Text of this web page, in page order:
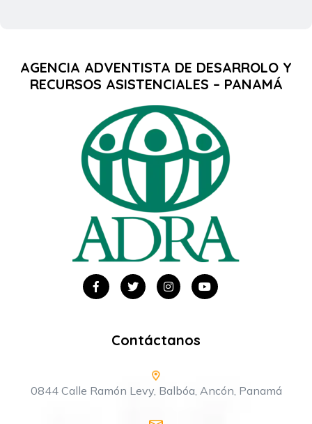
AGENCIA ADVENTISTA DE DESARROLO Y
RECURSOS ASISTENCIALES – PANAMÁ
Contáctanos
0844 Calle Ramón Levy, Balbóa, Ancón, Panamá